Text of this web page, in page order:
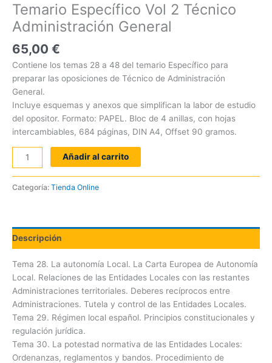
Temario Específico Vol 2 Técnico
Administración General
65,00 €
Contiene los temas 28 a 48 del temario Específico para
preparar las oposiciones de Técnico de Administración
General.
Incluye esquemas y anexos que simplifican la labor de estudio
del opositor. Formato: PAPEL. Bloc de 4 anillas, con hojas
intercambiables, 684 páginas, DIN A4, Offset 90 gramos.
Añadir al carrito
Categoría: Tienda Online
Descripción
Tema 28. La autonomía Local. La Carta Europea de Autonomía
Local. Relaciones de las Entidades Locales con las restantes
Administraciones territoriales. Deberes recíprocos entre
Administraciones. Tutela y control de las Entidades Locales.
Tema 29. Régimen local español. Principios constitucionales y
regulación jurídica.
Tema 30. La potestad normativa de las Entidades Locales:
Ordenanzas, reglamentos y bandos. Procedimiento de